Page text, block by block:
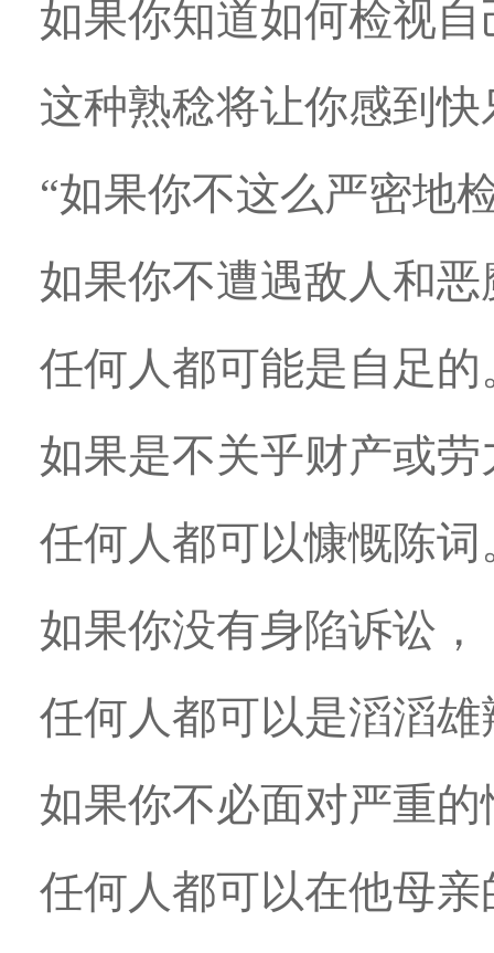
如果你知道如何检视
这种熟稔将让你感到快
“如果你不这么严密地
如果你不遭遇敌人和恶
任何人都可能是自足的
如果是不关乎财产或劳
任何人都可以慷慨陈词
如果你没有身陷诉讼，
任何人都可以是滔滔雄
如果你不必面对严重的
任何人都可以在他母